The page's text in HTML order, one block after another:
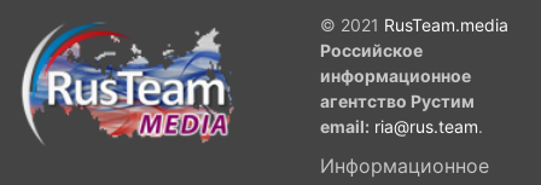
© 2021 RusTeam.media
Российское
информационное
агентство Рустим
email: ria@rus.team.
Информационное